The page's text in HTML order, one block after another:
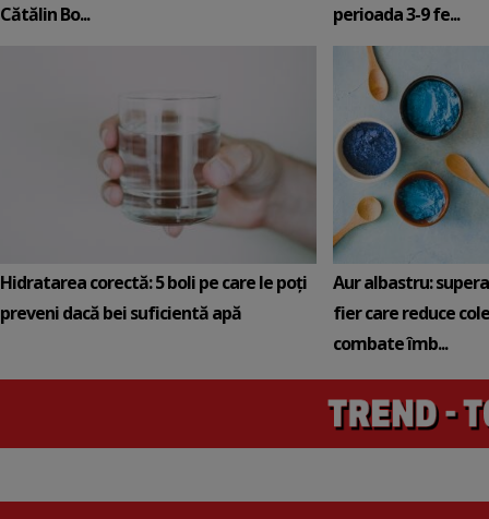
Cătălin Bo...
perioada 3-9 fe...
Hidratarea corectă: 5 boli pe care le poți
preveni dacă bei suficientă apă
Aur albastru:
fier care reduce
combate îmb...